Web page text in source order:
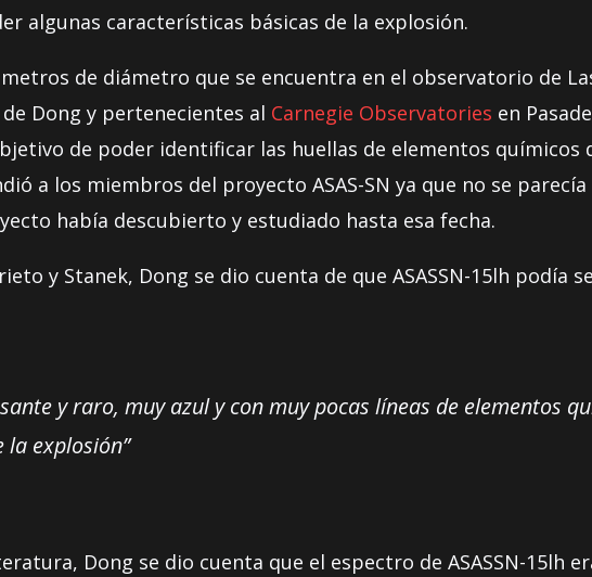
algunas características básicas de la explosión.
de diámetro que se encuentra en el observatorio de
Dong y pertenecientes al Carnegie Observatories en
de poder identificar las huellas de elementos químicos
a los miembros del proyecto ASAS-SN ya que no se
había descubierto y estudiado hasta esa fecha.
y Stanek, Dong se dio cuenta de que ASASSN-15lh podía
y raro, muy azul y con muy pocas líneas de elementos
explosión”
Dong se dio cuenta que el espectro de ASASSN-15lh